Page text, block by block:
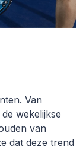
Van
wekelijkse
van
dat deze trend